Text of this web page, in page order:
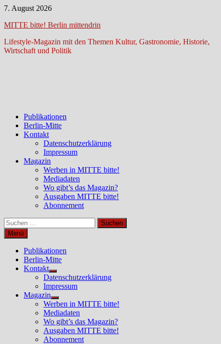
Zum
springen
7. August 2026
MITTE bitte! Berlin mittendrin
Lifestyle-Magazin mit den Themen Kultur, Gastronomie, Historie,
Wirtschaft und Politik
Publikationen
Berlin-Mitte
Kontakt
Datenschutzerklärung
Impressum
Magazin
Werben in MITTE bitte!
Mediadaten
Wo gibt’s das Magazin?
Ausgaben MITTE bitte!
Abonnement
Suchen
nach:
Menü
Publikationen
Berlin-Mitte
Kontakt
Untermenü
anzeigen
Datenschutzerklärung
Impressum
Magazin
Untermenü
anzeigen
Werben in MITTE bitte!
Mediadaten
Wo gibt’s das Magazin?
Ausgaben MITTE bitte!
Abonnement